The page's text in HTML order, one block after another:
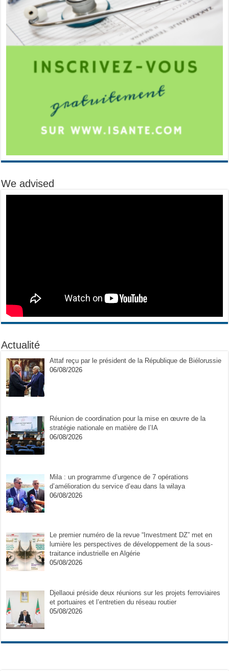
We advised
Actualité
Attaf reçu par le président de la République de Biélorussie
06/08/2026
Réunion de coordination pour la mise en œuvre de la
stratégie nationale en matière de l’IA
06/08/2026
Mila : un programme d’urgence de 7 opérations
d’amélioration du service d’eau dans la wilaya
06/08/2026
Le premier numéro de la revue “Investment DZ” met en
lumière les perspectives de développement de la sous-
traitance industrielle en Algérie
05/08/2026
Djellaoui préside deux réunions sur les projets ferroviaires
et portuaires et l’entretien du réseau routier
05/08/2026